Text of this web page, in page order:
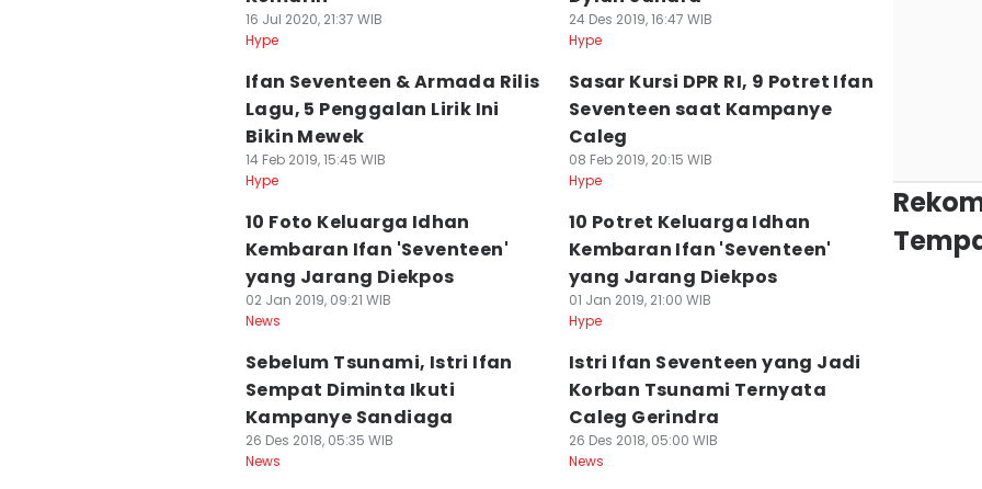
16 Jul 2020, 21:37 WIB
Hype
24 Des 2019, 16:47 WIB
Hype
Ifan Seventeen & Armada Rilis
Lagu, 5 Penggalan Lirik Ini
Bikin Mewek
14 Feb 2019, 15:45 WIB
Hype
Sasar Kursi DPR RI, 9 Potret Ifan
Seventeen saat Kampanye
Caleg
08 Feb 2019, 20:15 WIB
Hype
10 Foto Keluarga Idhan
Kembaran Ifan 'Seventeen'
yang Jarang Diekpos
02 Jan 2019, 09:21 WIB
News
10 Potret Keluarga Idhan
Kembaran Ifan 'Seventeen'
yang Jarang Diekpos
01 Jan 2019, 21:00 WIB
Hype
Sebelum Tsunami, Istri Ifan
Sempat Diminta Ikuti
Kampanye Sandiaga
26 Des 2018, 05:35 WIB
News
Istri Ifan Seventeen yang Jadi
Korban Tsunami Ternyata
Caleg Gerindra
26 Des 2018, 05:00 WIB
News